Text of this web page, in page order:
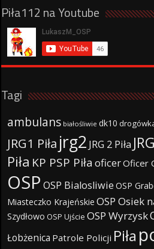
Piła112 na Youtube
Tagi
ambulans białośliwie dk10
JRG1 Piła jrg2 JRG 2 Piła
Piła KP PSP Piła oficerOficer
OSP OSP Bialosliwie OSP
Miasteczko Krajeńskie OSP Osiek
Szydłowo OSP Ujście OSP Wyrzysk
Łobżenica Patrole Policji Piła